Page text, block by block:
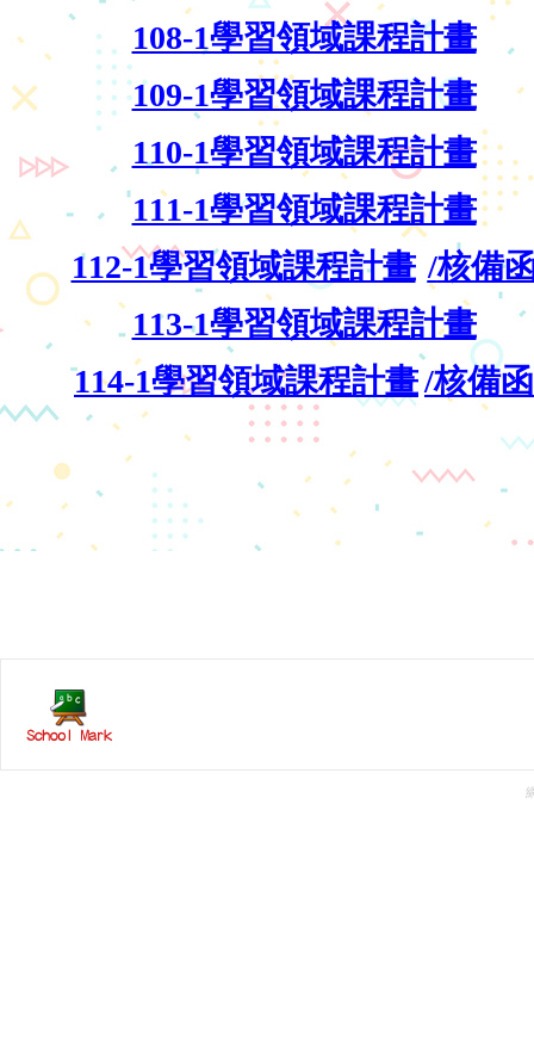
108-1學習領域課程計畫
109-1學習領域課程計畫
110-1學習領域課程計畫
111-1學習領域課程計畫
112-1學習領域課程計畫 /核備
113-1學習領域課程計畫
114-1學習領域課程計畫/核備函